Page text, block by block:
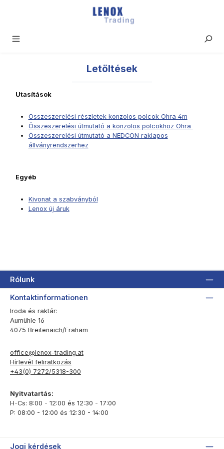
Letöltések
Utasítások
Összeszerelési részletek konzolos polcok Ohra 4m
Összeszerelési útmutató a konzolos polcokhoz Ohra
Összeszerelési útmutató a NEDCON raklapos
állványrendszerhez
Egyéb
Kivonat a szabványból
Lenox új áruk
Rólunk
Kontaktinformationen
Iroda és raktár:
Aumühle 16
4075 Breitenaich/Fraham
office@lenox-trading.at
Hírlevél feliratkozás
+43(0) 7272/5318-300
Nyitvatartás:
H-Cs: 8:00 - 12:00 és 12:30 - 17:00
P: 08:00 - 12:00 és 12:30 - 14:00
Jogi kérdések